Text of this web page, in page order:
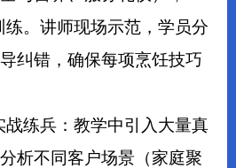
练。讲师现场示范，学员分
纠错，确保每项烹饪技巧
战练兵：教学中引入大量真
析不同客户场景（家庭聚